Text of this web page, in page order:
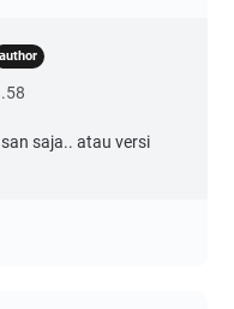
saja.. atau versi